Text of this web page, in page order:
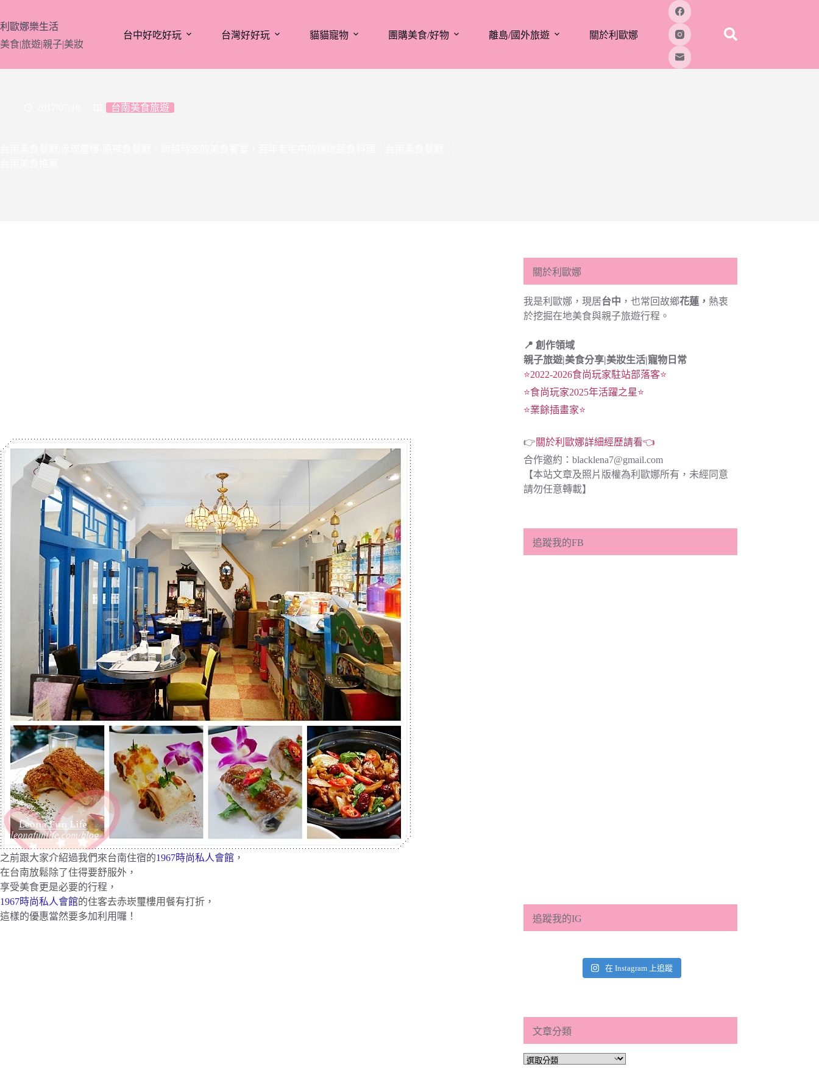
至
主
要
利歐娜樂生活
美食|旅遊|親子|美妝
台中好吃好玩 台灣好好玩 貓貓寵物 團購美食/好物 離島/國外旅遊 關於利歐娜
台南美食旅遊
之前跟大家介紹過我們來台南住宿的1967時尚私人會館 ，
在台南放鬆除了住得要舒服外，
享受美食更是必要的行程，
1967時尚私人會館的住客去赤崁璽樓用餐有打折，
這樣的優惠當然要多加利用囉！
關於利歐娜
我是利歐娜，現居台中 ，也常回故鄉花蓮， 熱衷
於挖掘在地美食與親子旅遊行程。
📍 創作領域
親子旅遊|美食分享|美妝生活|寵物日常
⭐2022-2026食尚玩家駐站部落客⭐
⭐食尚玩家2025年活躍之星⭐
⭐業餘插畫家⭐
👉關於利歐娜詳細經歷請看👈
合作邀約： blacklena7@gmail.com
【本站文章及照片版權為利歐娜所有，未經同意
請勿任意轉載】
追蹤我的FB
追蹤我的IG
在 Instagram 上追蹤
文章分類
文